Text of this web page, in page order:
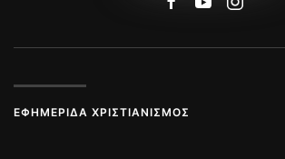
ΕΦΗΜΕΡΊΔΑ ΧΡΙΣΤΙΑΝΙΣΜΌΣ